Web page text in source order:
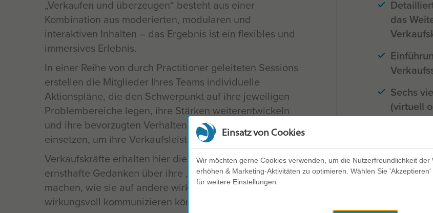
Verkaufen und überzeugen“ besteht aus einer
Kombination aus moderierten, modularen und
interaktiven Inhalten – das Ergebnis ist ein flexibles und
immersives Erlebnis.
In einer Reihe von durch Practitioner geleiteten Sessions
erstellen die Mitglieder Ihres Teams individuelle
Aktionspläne, die den Schwerpunkt auf ihre jeweiligen
Problembereiche legen, ihre Stärken weiterentwickeln
und ihre bevorzugten Verhaltensweisen wirksam
einsetzen, um ihre Verkaufsleistung zu steigern
Verkaufskräfte erhalten hier die Gelegenheit, sich
ernsthafte Gedanken über ihre „persönliche Marke“ zu
machen, wie sie auf andere wirken und wie sie
wirkungsvoll kommunizieren können.
das
Sechs
(virtuell
Sechs
Die
kurze
Einsatz von Cookies
Wir möchten gerne Cookies verwenden, um die Nutzerfreundlichkeit der
erhöhen & Marketing-Aktivitäten zu optimieren. Wählen Sie
für weitere Einstellungen.